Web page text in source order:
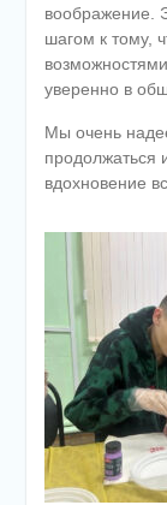
воображение.
шагом к тому,
уверенно в
Мы очень
продолжаться
вдохновение